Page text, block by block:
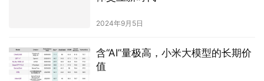
2024年9月5日
含“AI”量极高，小米大模型的长期价
值